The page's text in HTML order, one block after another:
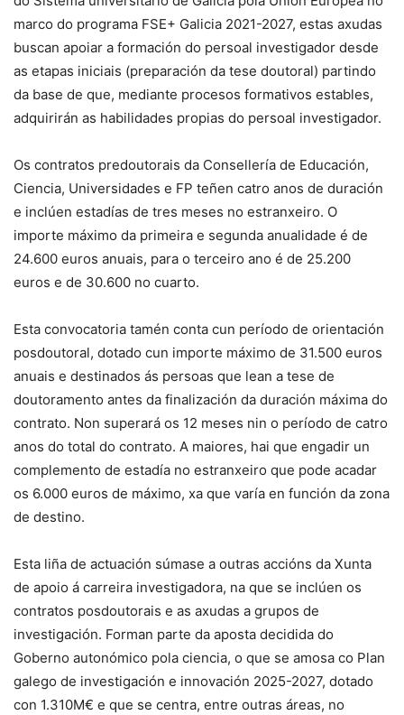
marco do programa FSE+ Galicia 2021-2027, estas axudas
buscan apoiar a formación do persoal investigador desde
as etapas iniciais (preparación da tese doutoral) partindo
da base de que, mediante procesos formativos estables,
adquirirán as habilidades propias do persoal investigador.
Os contratos predoutorais da Consellería de Educación,
Ciencia, Universidades e FP teñen catro anos de duración
e inclúen estadías de tres meses no estranxeiro. O
importe máximo da primeira e segunda anualidade é de
24.600 euros anuais, para o terceiro ano é de 25.200
euros e de 30.600 no cuarto.
Esta convocatoria tamén conta cun período de orientación
posdoutoral, dotado cun importe máximo de 31.500 euros
anuais e destinados ás persoas que lean a tese de
doutoramento antes da finalización da duración máxima do
contrato. Non superará os 12 meses nin o período de catro
anos do total do contrato. A maiores, hai que engadir un
complemento de estadía no estranxeiro que pode acadar
os 6.000 euros de máximo, xa que varía en función da zona
de destino.
Esta liña de actuación súmase a outras accións da Xunta
de apoio á carreira investigadora, na que se inclúen os
contratos posdoutorais e as axudas a grupos de
investigación. Forman parte da aposta decidida do
Goberno autonómico pola ciencia, o que se amosa co Plan
galego de investigación e innovación 2025-2027, dotado
con 1.310M€ e que se centra, entre outras áreas, no